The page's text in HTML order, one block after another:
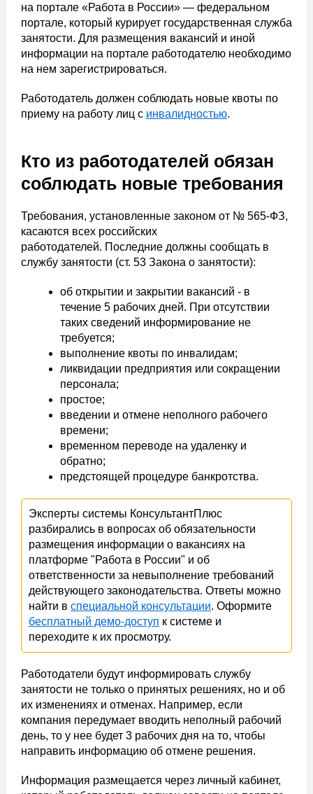
на портале «Работа в России» — федеральном
портале, который курирует государственная служба
занятости. Для размещения вакансий и иной
информации на портале работодателю необходимо
на нем зарегистрироваться.
Работодатель должен соблюдать новые квоты по
приему на работу лиц с инвалидностью.
Кто из работодателей обязан
соблюдать новые требования
Требования, установленные законом от № 565-ФЗ,
касаются всех российских
работодателей. Последние должны сообщать в
службу занятости (ст. 53 Закона о занятости):
об открытии и закрытии вакансий - в
течение 5 рабочих дней. При отсутствии
таких сведений информирование не
требуется;
выполнение квоты по инвалидам;
ликвидации предприятия или сокращении
персонала;
простое;
введении и отмене неполного рабочего
времени;
временном переводе на удаленку и
обратно;
предстоящей процедуре банкротства.
Эксперты системы КонсультантПлюс
разбирались в вопросах об обязательности
размещения информации о вакансиях на
платформе "Работа в России" и об
ответственности за невыполнение требований
действующего законодательства. Ответы можно
найти в специальной консультации. Оформите
бесплатный демо-доступ к системе и
переходите к их просмотру.
Работодатели будут информировать службу
занятости не только о принятых решениях, но и об
их изменениях и отменах. Например, если
компания передумает вводить неполный рабочий
день, то у нее будет 3 рабочих дня на то, чтобы
направить информацию об отмене решения.
Информация размещается через личный кабинет,